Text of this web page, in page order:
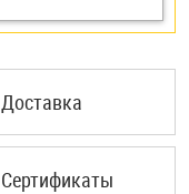
Доставка
Сертификаты